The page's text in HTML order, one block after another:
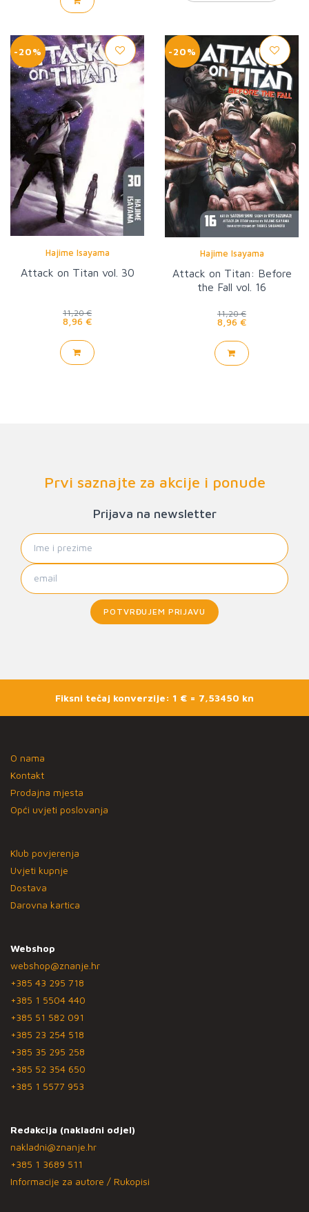
-20%
Hajime Isayama
Attack on Titan vol. 30
11,20 €
8,96 €
-20%
Hajime Isayama
Attack on Titan: Before
the Fall vol. 16
11,20 €
8,96 €
Prvi saznajte za akcije i ponude
Prijava na newsletter
POTVRĐUJEM PRIJAVU
Fiksni tečaj konverzije: 1 € = 7,53450 kn
O nama
Kontakt
Prodajna mjesta
Opći uvjeti poslovanja
Klub povjerenja
Uvjeti kupnje
Dostava
Darovna kartica
Webshop
webshop@znanje.hr
+385 43 295 718
+385 1 5504 440
+385 51 582 091
+385 23 254 518
+385 35 295 258
+385 52 354 650
+385 1 5577 953
Redakcija (nakladni odjel)
nakladni@znanje.hr
+385 1 3689 511
Informacije za autore / Rukopisi